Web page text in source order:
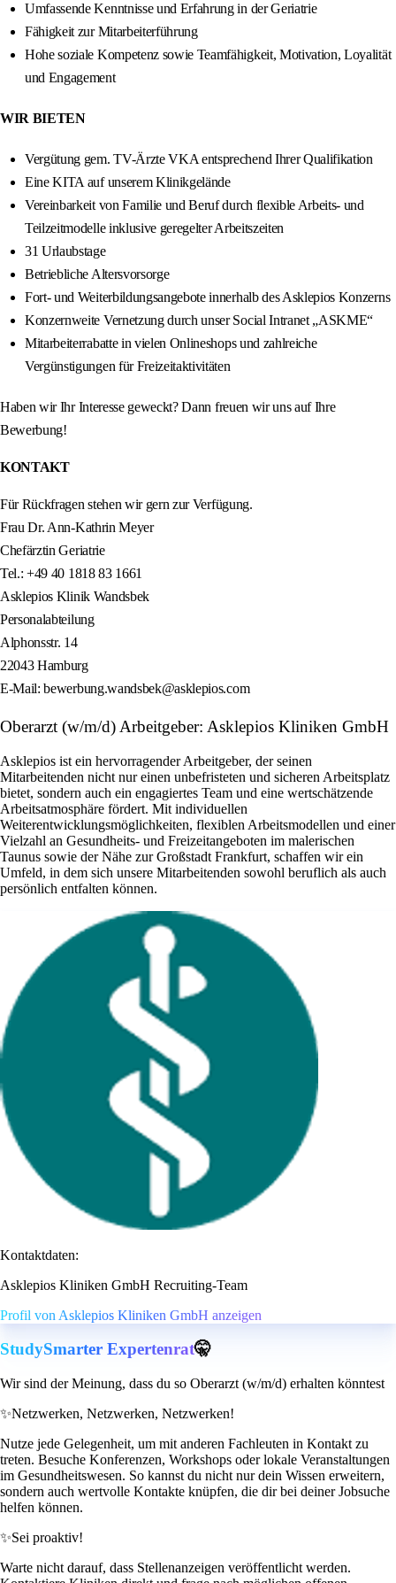
Umfassende Kenntnisse und Erfahrung in der Geriatrie
Fähigkeit zur Mitarbeiterführung
Hohe soziale Kompetenz sowie Teamfähigkeit, Motivation, Loyalität
und Engagement
WIR BIETEN
Vergütung gem. TV-Ärzte VKA entsprechend Ihrer Qualifikation
Eine KITA auf unserem Klinikgelände
Vereinbarkeit von Familie und Beruf durch flexible Arbeits- und
Teilzeitmodelle inklusive geregelter Arbeitszeiten
31 Urlaubstage
Betriebliche Altersvorsorge
Fort- und Weiterbildungsangebote innerhalb des Asklepios Konzerns
Konzernweite Vernetzung durch unser Social Intranet „ASKME“
Mitarbeiterrabatte in vielen Onlineshops und zahlreiche
Vergünstigungen für Freizeitaktivitäten
Haben wir Ihr Interesse geweckt? Dann freuen wir uns auf Ihre
Bewerbung!
KONTAKT
Für Rückfragen stehen wir gern zur Verfügung.
Frau Dr. Ann-Kathrin Meyer
Chefärztin Geriatrie
Tel.: +49 40 1818 83 1661
Asklepios Klinik Wandsbek
Personalabteilung
Alphonsstr. 14
22043 Hamburg
E-Mail: bewerbung.wandsbek@asklepios.com
Oberarzt (w/m/d) Arbeitgeber: Asklepios Kliniken GmbH
Asklepios ist ein hervorragender Arbeitgeber, der seinen
Mitarbeitenden nicht nur einen unbefristeten und sicheren Arbeitsplatz
bietet, sondern auch ein engagiertes Team und eine wertschätzende
Arbeitsatmosphäre fördert. Mit individuellen
Weiterentwicklungsmöglichkeiten, flexiblen Arbeitsmodellen und einer
Vielzahl an Gesundheits- und Freizeitangeboten im malerischen
Taunus sowie der Nähe zur Großstadt Frankfurt, schaffen wir ein
Umfeld, in dem sich unsere Mitarbeitenden sowohl beruflich als auch
persönlich entfalten können.
Kontaktdaten:
Asklepios Kliniken GmbH Recruiting-Team
Profil von Asklepios Kliniken GmbH anzeigen
StudySmarter Expertenrat🤫
Wir sind der Meinung, dass du so Oberarzt (w/m/d) erhalten könntest
✨Netzwerken, Netzwerken, Netzwerken!
Nutze jede Gelegenheit, um mit anderen Fachleuten in Kontakt zu
treten. Besuche Konferenzen, Workshops oder lokale Veranstaltungen
im Gesundheitswesen. So kannst du nicht nur dein Wissen erweitern,
sondern auch wertvolle Kontakte knüpfen, die dir bei deiner Jobsuche
helfen können.
✨Sei proaktiv!
Warte nicht darauf, dass Stellenanzeigen veröffentlicht werden.